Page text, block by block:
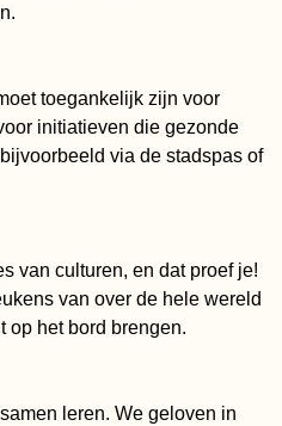
toegankelijk zijn voor
initiatieven die gezonde
via de stadspas of
van culturen, en dat proef je!
van over de hele wereld
op het bord brengen.
leren. We geloven in